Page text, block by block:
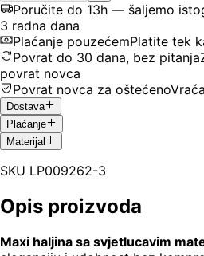
Poručite do 13h — šaljemo
3 radna dana
Plaćanje pouzećemPlatite tek
Povrat do 30 dana, bez pitanja
povrat novca
Povrat novca za oštećeno
Dostava
Plaćanje
Materijal
SKU LP009262-3
Opis proizvoda
Maxi haljina sa svjetlucavim